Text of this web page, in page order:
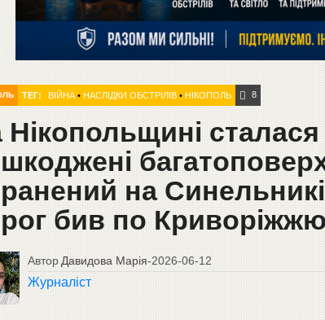
ТЕГ: ВІЙНА• НАСЛІДКИ ОБСТРІЛІВ• НІКОПОЛЬ 8
Нікопольщині
на
бив по Криворіжжю
Автор Давидова Марія-2026-06-12
Журналіст